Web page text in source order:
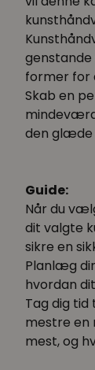
former for
Skab en
den glæde
Guide:
Når du
dit valgte
sikre en
Planlæg
hvordan
Tag dig
mestre en
mest, og